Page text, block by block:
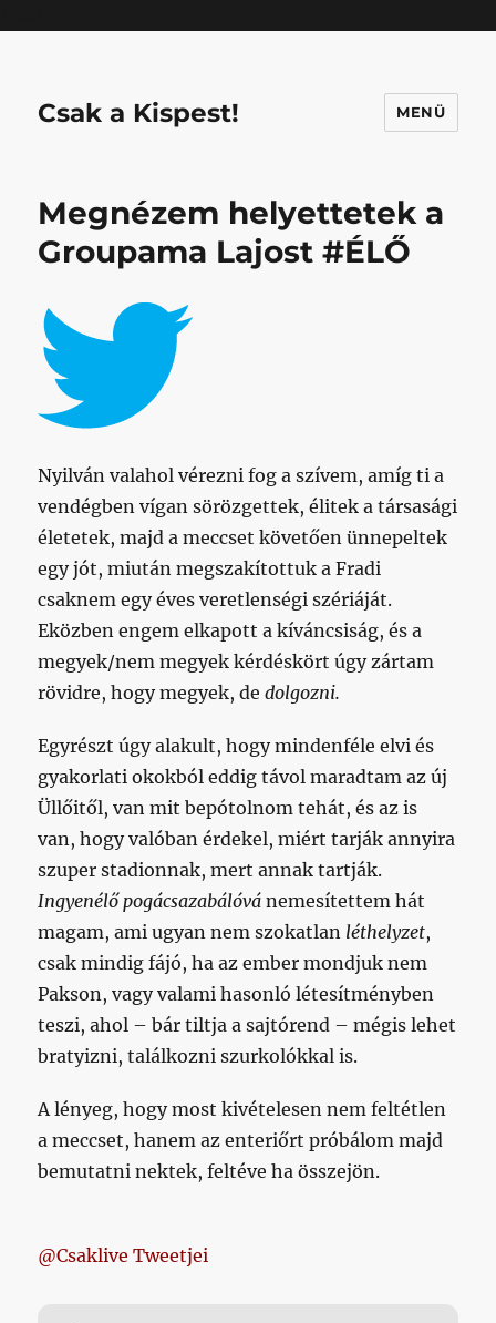
Csak a Kispest! MENÜ
Megnézem helyettetek a
Groupama Lajost #ÉLŐ
Nyilván valahol vérezni fog a szívem, amíg ti a
vendégben vígan sörözgettek, élitek a társasági
életetek, majd a meccset követően ünnepeltek
egy jót, miután megszakítottuk a Fradi
csaknem egy éves veretlenségi szériáját.
Eközben engem elkapott a kíváncsiság, és a
megyek/nem megyek kérdéskört úgy zártam
rövidre, hogy megyek, dedolgozni.
Egyrészt úgy alakult, hogy mindenféle elvi és
gyakorlati okokból eddig távol maradtam az új
Üllőitől, van mit bepótolnom tehát, és az is
van, hogy valóban érdekel, miért tarják annyira
szuper stadionnak, mert annak tartják.
Ingyenélő pogácsazabálóvá nemesítettem hát
magam, ami ugyan nem szokatlan léthelyzet,
csak mindig fájó, ha az ember mondjuk nem
Pakson, vagy valami hasonló létesítményben
teszi, ahol – bár tiltja a sajtórend – mégis lehet
bratyizni, találkozni szurkolókkal is.
A lényeg, hogy most kivételesen nem feltétlen
a meccset, hanem az enteriőrt próbálom majd
bemutatni nektek, feltéve ha összejön.
@Csaklive Tweetjei